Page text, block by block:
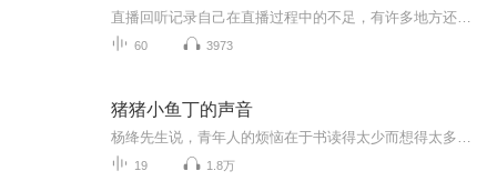
60 3973
猪猪小鱼丁的声音
19 1.8万